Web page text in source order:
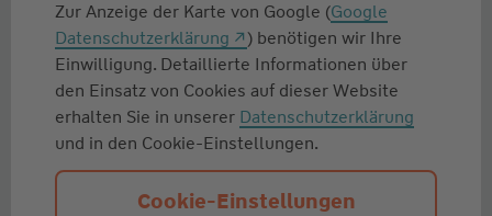
Zur Anzeige der Karte von Google (Google
Datenschutzerklärung
) benötigen wir Ihre
Einwilligung. Detaillierte Informationen über
den Einsatz von Cookies auf dieser Website
erhalten Sie in unserer Datenschutzerklärung
und in den Cookie-Einstellungen.
Cookie-Einstellungen